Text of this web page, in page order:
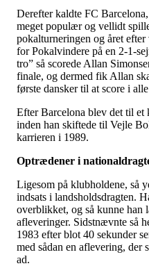
Derefter kaldte FC
meget populær og vellidt
pokalturneringen og året
for Pokalvindere på en 2-1-
tro” så scorede Allan
finale, og dermed fik Allan
første dansker til at score i
Efter Barcelona blev det til
inden han skiftede til Vejle
karrieren i 1989.
Optrædener i
Ligesom på klubholdene, så
indsats i landsholdsdragten.
overblikket, og så kunne han
afleveringer. Sidstnævnte så
1983 efter blot 40 sekunder
med sådan en aflevering, der
ad.